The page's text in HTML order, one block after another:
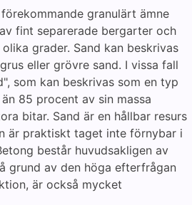
granulärt ämne
fint separerade bergarter och
grader. Sand kan beskrivas
eller grövre sand. I vissa fall
som kan beskrivas som en typ
85 procent av sin massa
bitar. Sand är en hållbar resurs
är praktiskt taget inte förnybar i
består huvudsakligen av
grund av den höga efterfrågan
är också mycket